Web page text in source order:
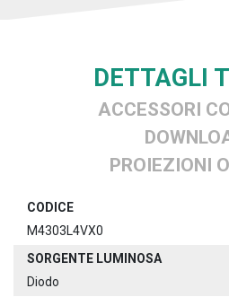
DETTAGLI
ACCESSORI
PROIEZIONI
CODICE
M4303L4VX0
SORGENTE LUMINOSA
Diodo